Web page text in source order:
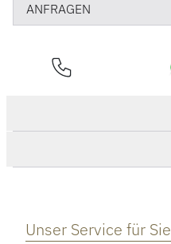
ANFRAGEN
Unser Service für Sie